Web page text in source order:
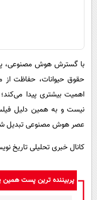
با گسترش هوش مصنوعی،
حقوق حیوانات، حفاظت از
اهمیت بیشتری پیدا
نیست و به همین دلیل
عصر هوش مصنوعی تبدیل
کانال خبری تحلیلی تاریخ
پربیننده ترین پست